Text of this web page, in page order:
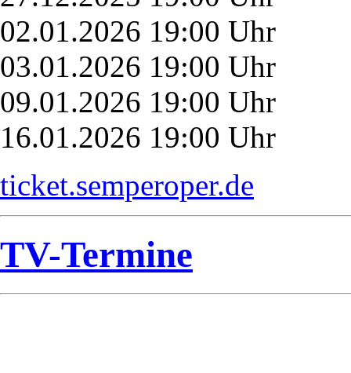
02.01.2026 19:00 Uhr
03.01.2026 19:00 Uhr
09.01.2026 19:00 Uhr
16.01.2026 19:00 Uhr
ticket.semperoper.de
TV-Termine